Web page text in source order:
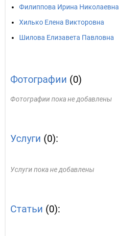
Филиппова Ирина Николаевна
Хилько Елена Викторовна
Шилова Елизавета Павловна
Фотографии (0)
Фотографии пока не добавлены
Услуги (0):
Услуги пока не добавлены
Статьи (0):